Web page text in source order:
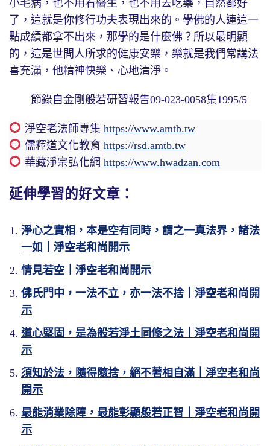
小毛病，也不用看醫生，也不用去吃藥，自然都好
了，這就是你修行功夫表現出來的。學佛的人連這一
點成績都拿不出來，那學的是什麼佛？所以最明顯
的，這是世間人所求的健康安樂，樂就是我們常講法
喜充滿，他精神快樂、心地清淨。
節錄自金剛般若研習報告09-023-0058集1995/5
淨空老法師專集 https://www.amtb.tw
儒釋道文化教育 https://rsd.amtb.tw
華藏淨宗弘化網 https://www.hwadzan.com
延伸學習的好文章：
淨心之實相，本是空有同時，謂之一真法界，諸法
一如｜淨空老和尚開示
情見若空｜淨空老和尚開示
佛氏門中，一法不立，亦一法不捨｜淨空老和尚開
示
道心堅固，是為般若淨土同修之法｜淨空老和尚開
示
須知於法，隨得隨捨，絕不著相自滿｜淨空老和尚
開示
最能消業除障，最能彰顯般若正智｜淨空老和尚開
示